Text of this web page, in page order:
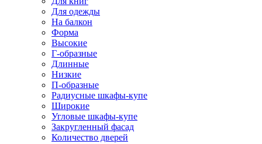
Для одежды
На балкон
Форма
Высокие
Г-образные
Длинные
Низкие
П-образные
Радиусные шкафы-купе
Широкие
Угловые шкафы-купе
Закругленный фасад
Количество дверей